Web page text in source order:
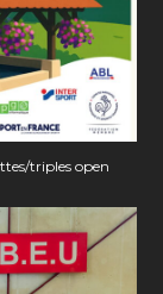
triples open